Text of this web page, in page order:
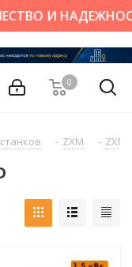
И
0
- ZXM - ZXM